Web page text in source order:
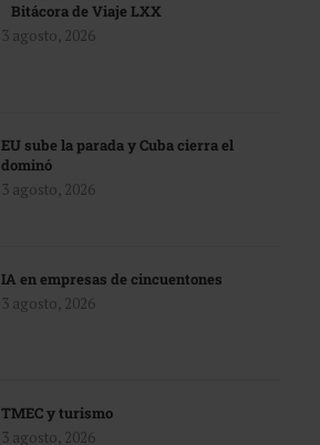
Bitácora de Viaje LXX
3 agosto, 2026
EU sube la parada y Cuba cierra el
dominó
3 agosto, 2026
IA en empresas de cincuentones
3 agosto, 2026
TMEC y turismo
3 agosto, 2026